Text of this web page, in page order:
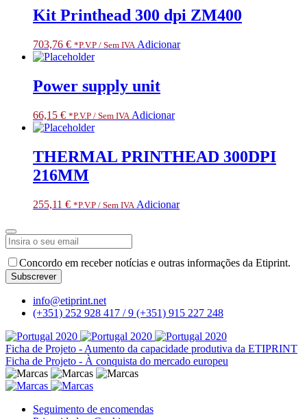
Kit Printhead 300 dpi ZM400
703,76 € *P.V.P / Sem IVA Adicionar
Power supply unit
66,15 € *P.V.P / Sem IVA Adicionar
THERMAL PRINTHEAD 300DPI
216MM
255,11 € *P.V.P / Sem IVA Adicionar
Concordo em receber notícias e outras informações da Etiprint.
Subscrever
info@etiprint.net
(+351) 252 928 417 / 9 (+351) 915 227 248
Ficha de Projeto - Aumento da capacidade produtiva da ETIPRINT
Ficha de Projeto - À conquista do mercado europeu
Seguimento de encomendas